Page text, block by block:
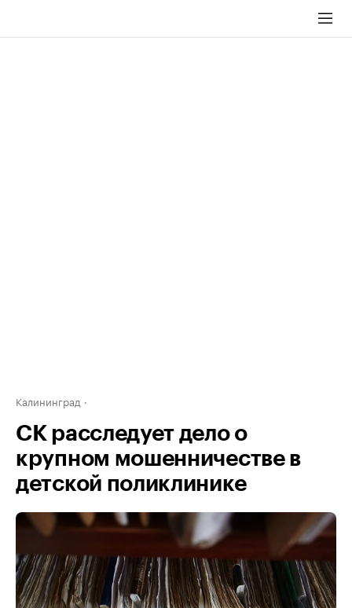
Калининград
СК расследует дело о
крупном мошенничестве в
детской поликлинике